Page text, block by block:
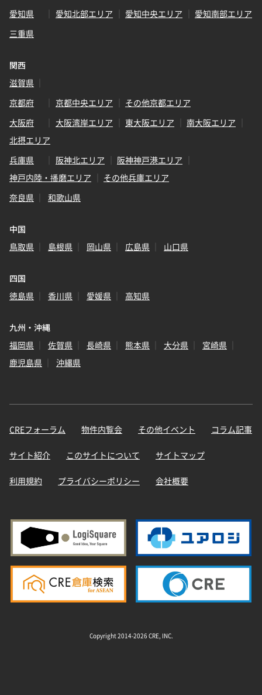
愛知県
愛知北部エリア 愛知中央エリア
愛知南部エリア
三重県
関西
滋賀県
京都府
京都中央エリア
その他京都エリア
大阪府
大阪湾岸エリア 東大阪エリア
南大阪エリア
北摂エリア
兵庫県
阪神北エリア
阪神神戸港エリア
神戸内陸・播磨エリア
その他兵庫エリア
奈良県
和歌山県
中国
鳥取県
島根県 岡山県 広島県 山口県
四国
徳島県
香川県 愛媛県 高知県
九州・沖縄
福岡県
佐賀県 長崎県 熊本県 大分県
宮崎県
鹿児島県
沖縄県
CREフォーラム 物件内覧会 その他イベント コラム記事
サイト紹介 このサイトについて サイトマップ
利用規約 プライバシーポリシー 会社概要
Copyright 2014-2026 CRE, INC.